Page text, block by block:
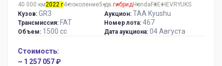
40 000 км2022 г4 поколение5 дв. гибридHondaFitE:HEVRYUKS
Кузов: GR3
Трансмиссия: FAT
Объем: 1500 сс
Аукцион: TAA Kyushu
Номер лота: 467
Дата аукциона: 04 Августа
Стоимость:
~ 1 257 057 ₽